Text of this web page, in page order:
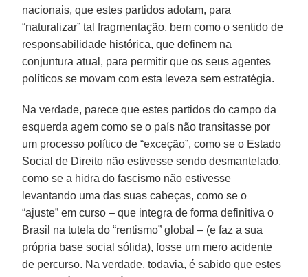
nacionais, que estes partidos adotam, para
“naturalizar” tal fragmentação, bem como o sentido de
responsabilidade histórica, que definem na
conjuntura atual, para permitir que os seus agentes
políticos se movam com esta leveza sem estratégia.
Na verdade, parece que estes partidos do campo da
esquerda agem como se o país não transitasse por
um processo político de “exceção”, como se o Estado
Social de Direito não estivesse sendo desmantelado,
como se a hidra do fascismo não estivesse
levantando uma das suas cabeças, como se o
“ajuste” em curso – que integra de forma definitiva o
Brasil na tutela do “rentismo” global – (e faz a sua
própria base social sólida), fosse um mero acidente
de percurso. Na verdade, todavia, é sabido que estes